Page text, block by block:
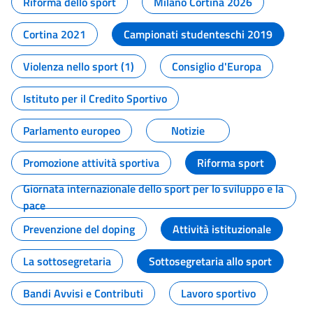
Cortina 2021
Campionati studenteschi 2019
Violenza nello sport (1)
Consiglio d'Europa
Istituto per il Credito Sportivo
Parlamento europeo
Notizie
Promozione attività sportiva
Riforma sport
Giornata internazionale dello sport per lo sviluppo e la
pace
Prevenzione del doping
Attività istituzionale
La sottosegretaria
Sottosegretaria allo sport
Bandi Avvisi e Contributi
Lavoro sportivo